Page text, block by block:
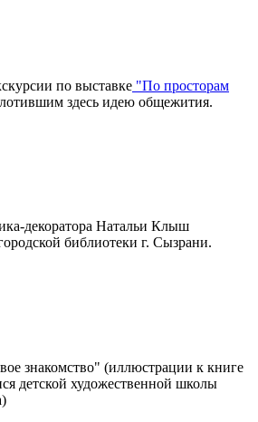
по выставке "По просторам
здесь идею общежития.
декоратора Натальи Клыш
библиотеки г. Сызрани.
знакомство" (иллюстрации к книге
детской художественной школы